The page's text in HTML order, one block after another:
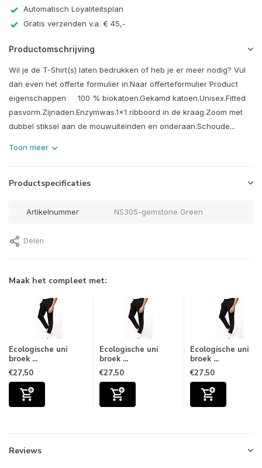
Automatisch Loyaliteitsplan
Gratis verzenden v.a. € 45,-
Productomschrijving
Wil je de T-Shirt(s) laten bedrukken of heb je er meer nodig? Vul
dan even het offerte formulier in.Naar offerteformulier Product
eigenschappen 100 % biokatoen.Gekamd katoen.Unisex.Fitted
pasvorm.Zijnaden.Enzymwas.1x1 ribboord in de kraag.Zoom met
dubbel stiksel aan de mouwuiteinden en onderaan.Schoude...
Toon meer
Productspecificaties
Artikelnummer NS305-gemstone Green
Delen
Maak het compleet met:
Ecologische uni
broek ...
€27,50
Ecologische uni
broek ...
€27,50
Ecologische uni
broek ...
€27,50
Reviews